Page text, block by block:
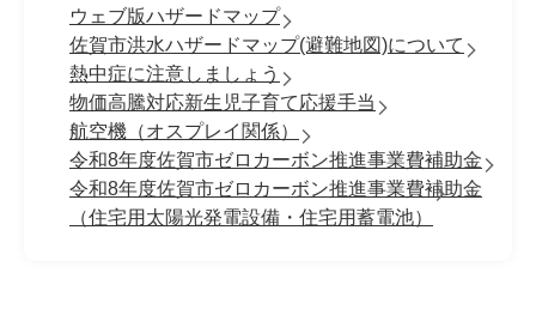
ウェブ版ハザードマップ
佐賀市洪水ハザードマップ(避難地図)について
熱中症に注意しましょう
物価高騰対応新生児子育て応援手当
航空機（オスプレイ関係）
令和8年度佐賀市ゼロカーボン推進事業費補助金
令和8年度佐賀市ゼロカーボン推進事業費補助金
（住宅用太陽光発電設備・住宅用蓄電池）